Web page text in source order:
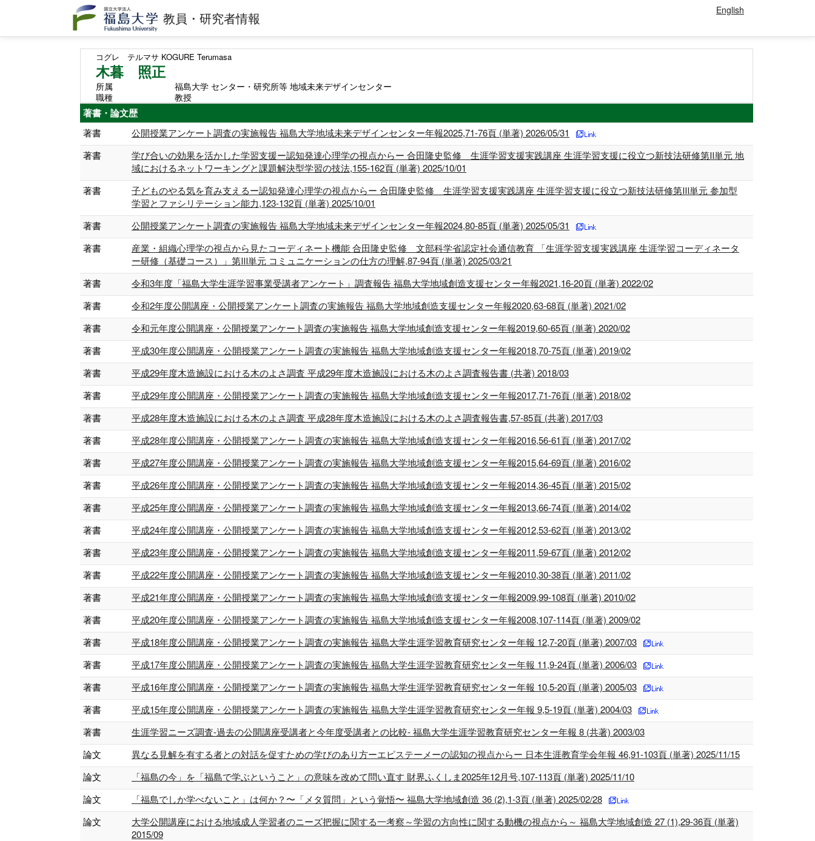
教員・研究者情報 English
コグレ テルマサ KOGURE Terumasa
木暮 照正
所属
福島大学 センター・研究所等 地域未来デザインセンター
職種
教授
著書・論文歴
著書
公開授業アンケート調査の実施報告 福島大学地域未来デザインセンター年報2025,71-76頁 (単著) 2026/05/31
著書
学び合いの効果を活かした学習支援ー認知発達心理学の視点からー 合田隆史監修 生涯学習支援実践講座 生涯学習支援に役立つ新技法研修第Ⅱ単元 地
域におけるネットワーキングと課題解決型学習の技法,155-162頁 (単著) 2025/10/01
著書
子どものやる気を育み支えるー認知発達心理学の視点からー 合田隆史監修 生涯学習支援実践講座 生涯学習支援に役立つ新技法研修第Ⅲ単元 参加型
学習とファシリテーション能力,123-132頁 (単著) 2025/10/01
著書
公開授業アンケート調査の実施報告 福島大学地域未来デザインセンター年報2024,80-85頁 (単著) 2025/05/31
著書
産業・組織心理学の視点から見たコーディネート機能 合田隆史監修 文部科学省認定社会通信教育 「生涯学習支援実践講座 生涯学習コーディネータ
ー研修（基礎コース）」第Ⅲ単元 コミュニケーションの仕方の理解,87-94頁 (単著) 2025/03/21
著書
令和3年度「福島大学生涯学習事業受講者アンケート」調査報告 福島大学地域創造支援センター年報2021,16-20頁 (単著) 2022/02
著書
令和2年度公開講座・公開授業アンケート調査の実施報告 福島大学地域創造支援センター年報2020,63-68頁 (単著) 2021/02
著書
令和元年度公開講座・公開授業アンケート調査の実施報告 福島大学地域創造支援センター年報2019,60-65頁 (単著) 2020/02
著書
平成30年度公開講座・公開授業アンケート調査の実施報告 福島大学地域創造支援センター年報2018,70-75頁 (単著) 2019/02
著書
平成29年度木造施設における木のよさ調査 平成29年度木造施設における木のよさ調査報告書 (共著) 2018/03
著書
平成29年度公開講座・公開授業アンケート調査の実施報告 福島大学地域創造支援センター年報2017,71-76頁 (単著) 2018/02
著書
平成28年度木造施設における木のよさ調査 平成28年度木造施設における木のよさ調査報告書,57-85頁 (共著) 2017/03
著書
平成28年度公開講座・公開授業アンケート調査の実施報告 福島大学地域創造支援センター年報2016,56-61頁 (単著) 2017/02
著書
平成27年度公開講座・公開授業アンケート調査の実施報告 福島大学地域創造支援センター年報2015,64-69頁 (単著) 2016/02
著書
平成26年度公開講座・公開授業アンケート調査の実施報告 福島大学地域創造支援センター年報2014,36-45頁 (単著) 2015/02
著書
平成25年度公開講座・公開授業アンケート調査の実施報告 福島大学地域創造支援センター年報2013,66-74頁 (単著) 2014/02
著書
平成24年度公開講座・公開授業アンケート調査の実施報告 福島大学地域創造支援センター年報2012,53-62頁 (単著) 2013/02
著書
平成23年度公開講座・公開授業アンケート調査の実施報告 福島大学地域創造支援センター年報2011,59-67頁 (単著) 2012/02
著書
平成22年度公開講座・公開授業アンケート調査の実施報告 福島大学地域創造支援センター年報2010,30-38頁 (単著) 2011/02
著書
平成21年度公開講座・公開授業アンケート調査の実施報告 福島大学地域創造支援センター年報2009,99-108頁 (単著) 2010/02
著書
平成20年度公開講座・公開授業アンケート調査の実施報告 福島大学地域創造支援センター年報2008,107-114頁 (単著) 2009/02
著書
平成18年度公開講座・公開授業アンケート調査の実施報告 福島大学生涯学習教育研究センター年報 12,7-20頁 (単著) 2007/03
著書
平成17年度公開講座・公開授業アンケート調査の実施報告 福島大学生涯学習教育研究センター年報 11,9-24頁 (単著) 2006/03
著書
平成16年度公開講座・公開授業アンケート調査の実施報告 福島大学生涯学習教育研究センター年報 10,5-20頁 (単著) 2005/03
著書
平成15年度公開講座・公開授業アンケート調査の実施報告 福島大学生涯学習教育研究センター年報 9,5-19頁 (単著) 2004/03
著書
生涯学習ニーズ調査-過去の公開講座受講者と今年度受講者との比較- 福島大学生涯学習教育研究センター年報 8 (共著) 2003/03
論文
異なる見解を有する者との対話を促すための学びのあり方ーエピステーメーの認知の視点からー 日本生涯教育学会年報 46,91-103頁 (単著) 2025/11/15
論文
「福島の今」を「福島で学ぶということ」の意味を改めて問い直す 財界ふくしま2025年12月号,107-113頁 (単著) 2025/11/10
論文
「福島でしか学べないこと」は何か？〜「メタ質問」という覚悟〜 福島大学地域創造 36 (2),1-3頁 (単著) 2025/02/28
論文
大学公開講座における地域成人学習者のニーズ把握に関する一考察～学習の方向性に関する動機の視点から～ 福島大学地域創造 27 (1),29-36頁 (単著)
2015/09